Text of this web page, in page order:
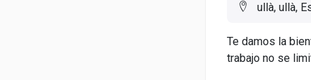
ullà, ullà,
Te damos la
trabajo no se